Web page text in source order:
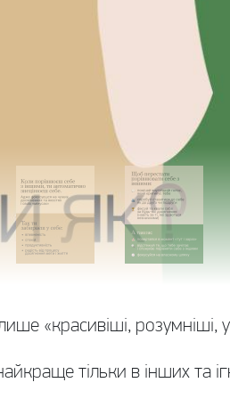
«красивіші, розумніші,
тільки в інших та